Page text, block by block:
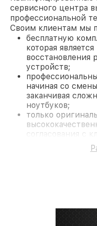
сервисного центра
профессиональной
Своим клиентам мы
бесплатную
которая
восстановления
устройств;
начиная со
заканчивая
ноутбуков;
только
согласования с
На все работы и
предоставляется